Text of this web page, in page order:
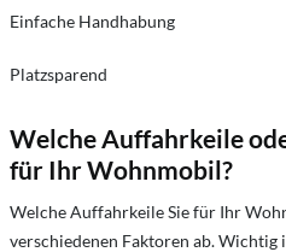
Einfache Handhabung
Platzsparend
Welche Auffahrkeile
für Ihr Wohnmobil?
Welche Auffahrkeile Sie für Ihr
verschiedenen Faktoren ab. Wichtig